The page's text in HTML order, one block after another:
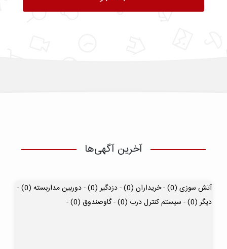
آخرین آگهی‌ها
آتش سوزی (0) - خریداران (0) - دزدگیر (0) -
دوربین مداربسته (0) -
دیگر (0) -
سیستم کنترل درب (0) - گاوصندوق (0) -